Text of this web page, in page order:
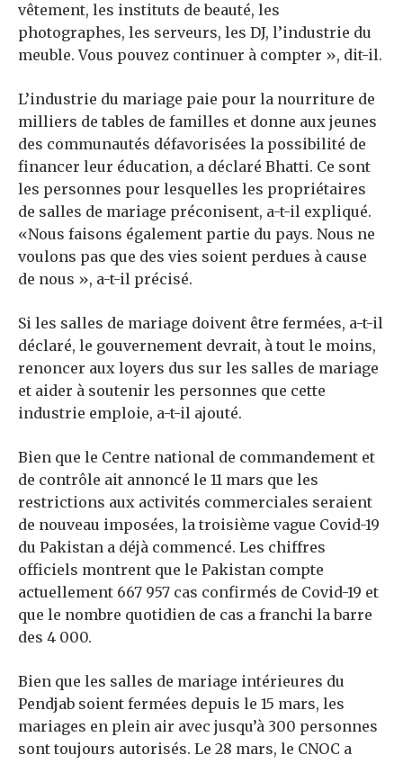
vêtement, les instituts de beauté, les
photographes, les serveurs, les DJ, l’industrie du
meuble. Vous pouvez continuer à compter », dit-il.
L’industrie du mariage paie pour la nourriture de
milliers de tables de familles et donne aux jeunes
des communautés défavorisées la possibilité de
financer leur éducation, a déclaré Bhatti. Ce sont
les personnes pour lesquelles les propriétaires
de salles de mariage préconisent, a-t-il expliqué.
«Nous faisons également partie du pays. Nous ne
voulons pas que des vies soient perdues à cause
de nous », a-t-il précisé.
Si les salles de mariage doivent être fermées, a-t-il
déclaré, le gouvernement devrait, à tout le moins,
renoncer aux loyers dus sur les salles de mariage
et aider à soutenir les personnes que cette
industrie emploie, a-t-il ajouté.
Bien que le Centre national de commandement et
de contrôle ait annoncé le 11 mars que les
restrictions aux activités commerciales seraient
de nouveau imposées, la troisième vague Covid-19
du Pakistan a déjà commencé. Les chiffres
officiels montrent que le Pakistan compte
actuellement 667 957 cas confirmés de Covid-19 et
que le nombre quotidien de cas a franchi la barre
des 4 000.
Bien que les salles de mariage intérieures du
Pendjab soient fermées depuis le 15 mars, les
mariages en plein air avec jusqu’à 300 personnes
sont toujours autorisés. Le 28 mars, le CNOC a